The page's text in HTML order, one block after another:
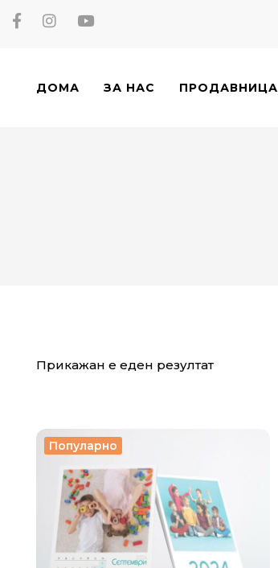
ДОМА ЗА НАС ПРОДАВНИЦА
Прикажан е еден резултат
Популарно